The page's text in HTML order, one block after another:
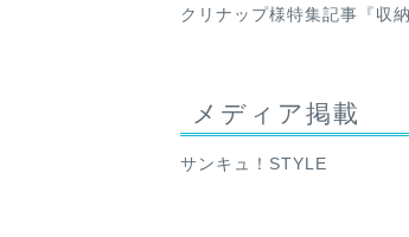
クリナップ様特集記事『収
メディア掲載
サンキュ！STYLE